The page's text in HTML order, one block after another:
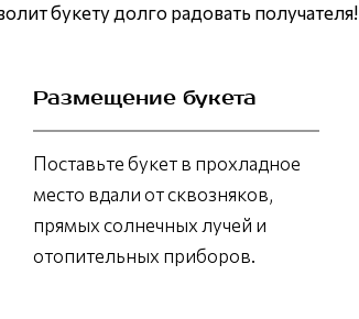
букету долго радовать получателя!
Размещение букета
Поставьте букет в прохладное
место вдали от сквозняков,
прямых солнечных лучей и
отопительных приборов.